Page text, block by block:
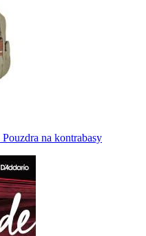
Pouzdra na kontrabasy